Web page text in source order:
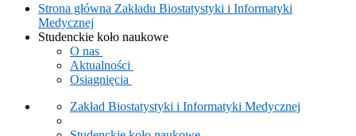
Strona główna Zakładu Biostatystyki i Informatyki
Medycznej
Studenckie koło naukowe
O nas
Aktualności
Osiągnięcia
Zakład Biostatystyki i Informatyki Medycznej